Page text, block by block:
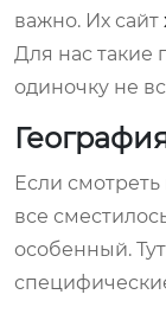
важно. Их сайт
Для нас такие
одиночку не
Если
все
особенный.